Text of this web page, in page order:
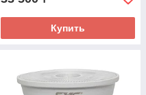
Купить